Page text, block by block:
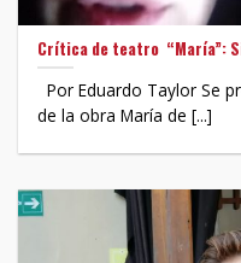
Crítica de teatro “María”:
Por Eduardo Taylor Se
de la obra María de [...]